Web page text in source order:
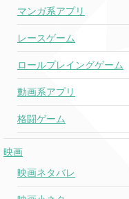
マンガ系アプリ
レースゲーム
ロールプレイングゲーム
動画系アプリ
格闘ゲーム
映画
映画ネタバレ